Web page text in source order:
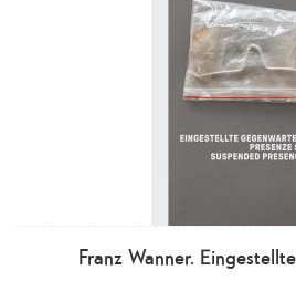
Franz Wanner.